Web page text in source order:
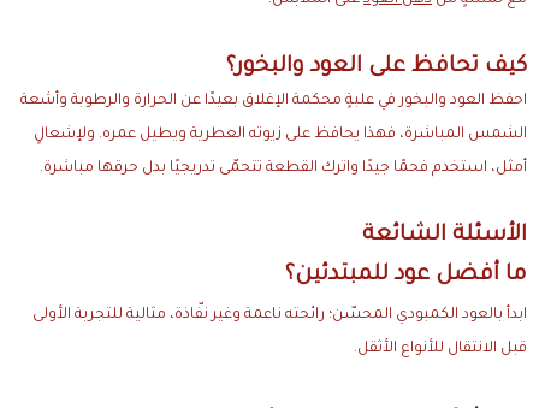
كيف تحافظ على العود والبخور؟
احفظ العود والبخور في علبةٍ محكمة الإغلاق بعيدًا عن الحرارة والرطوبة وأشعة
الشمس المباشرة، فهذا يحافظ على زيوته العطرية ويطيل عمره. ولإشعالٍ
أمثل، استخدم فحمًا جيدًا واترك القطعة تتحمّى تدريجيًا بدل حرقها مباشرة.
الأسئلة الشائعة
ما أفضل عود للمبتدئين؟
ابدأ بالعود الكمبودي المحسّن؛ رائحته ناعمة وغير نفّاذة، مثالية للتجربة الأولى
قبل الانتقال للأنواع الأثقل.